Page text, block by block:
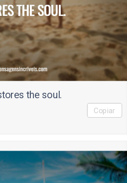
the soul.
Copiar